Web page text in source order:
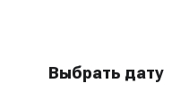
Выбрать дату